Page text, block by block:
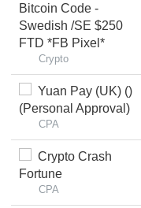
Bitcoin Code -
Swedish /SE $250
FTD *FB Pixel*
Crypto
Yuan Pay (UK) ()
(Personal Approval)
CPA
Crypto Crash
Fortune
CPA